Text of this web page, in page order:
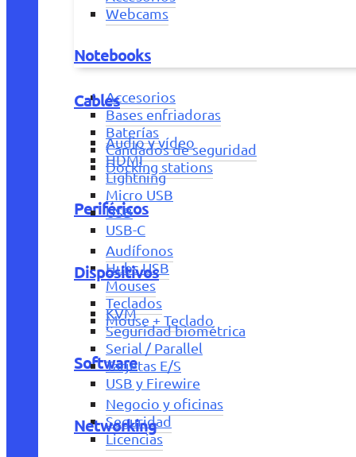
Webcams
Notebooks
Accesorios
Bases enfriadoras
Baterías
Candados de seguridad
Docking stations
Periféricos
Audífonos
Hubs USB
Mouses
Teclados
Mouse + Teclado
Software
Negocio y oficinas
Seguridad
Licencias
Cables
Audio y vídeo
HDMI
Lightning
Micro USB
USB
USB-C
Dispositivos
KVM
Seguridad biométrica
Serial / Parallel
Tarjetas E/S
USB y Firewire
Networking